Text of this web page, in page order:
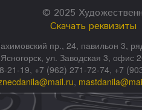
© 2025
Скачать реквизиты
пр., 24, павильон 3,
Ясногорск, ул. Заводская 3, офис
21-19, +7 (962) 271-72-74, +7
,